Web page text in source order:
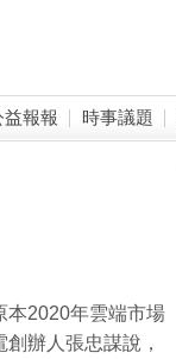
益報報 時事議題
本2020年雲端市場
辦人張忠謀說，